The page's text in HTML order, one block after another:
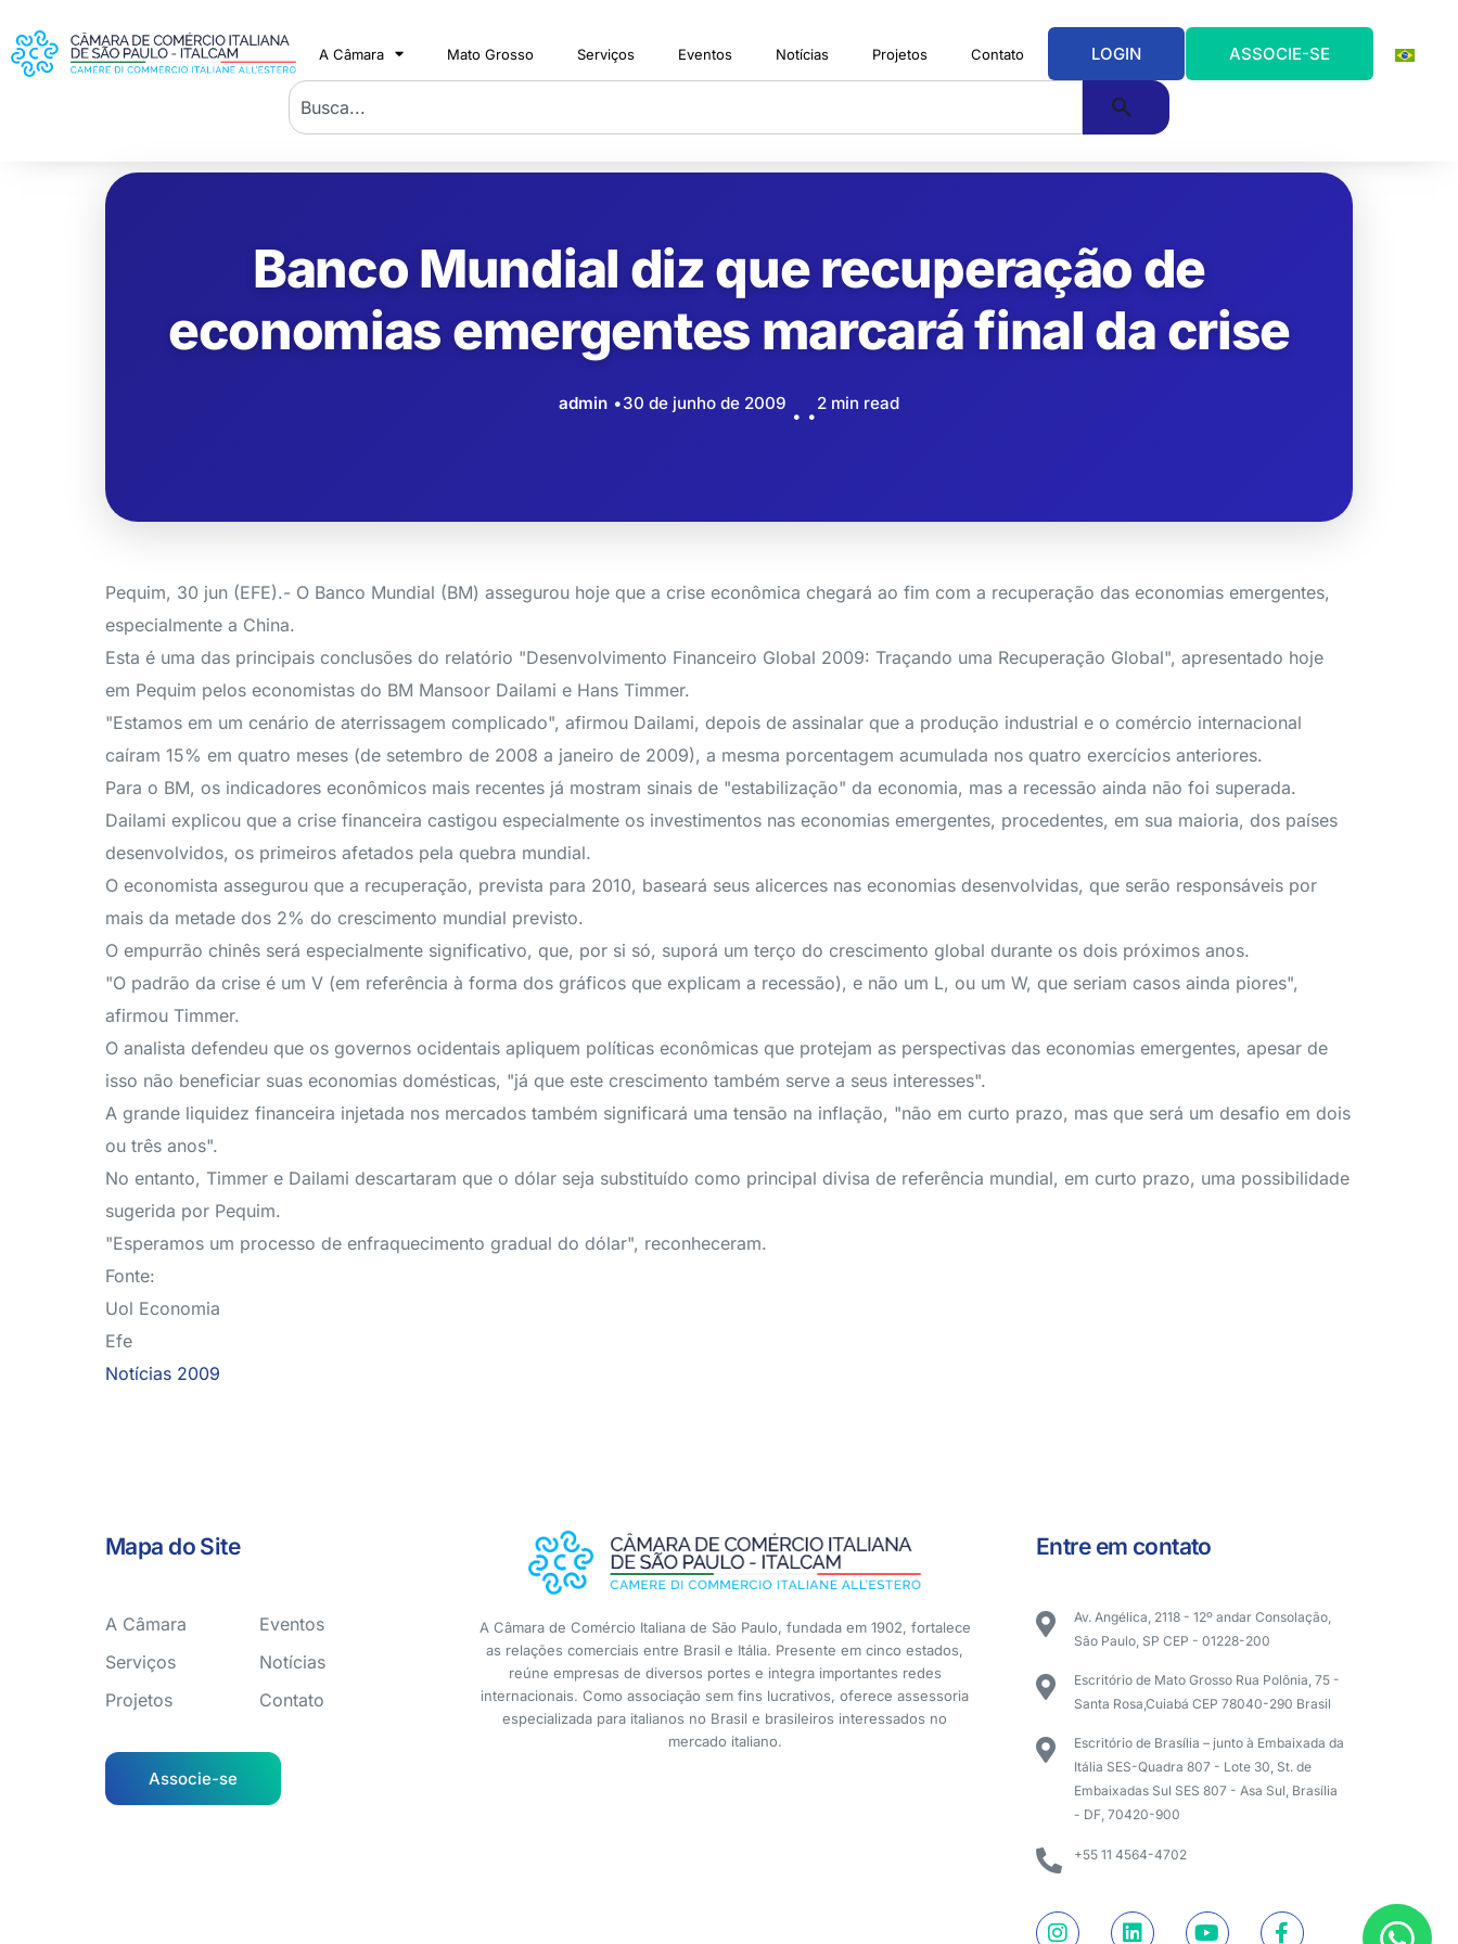
A Câmara Mato Grosso Serviços Eventos Notícias Projetos Contato LOGIN ASSOCIE-SE
Banco Mundial diz que recuperação de
economias emergentes marcará final da crise
admin 30 de junho de 2009 2 min read
Pequim, 30 jun (EFE).- O Banco Mundial (BM) assegurou hoje que a crise econômica chegará ao fim com a recuperação das economias emergentes,
especialmente a China.
Esta é uma das principais conclusões do relatório "Desenvolvimento Financeiro Global 2009: Traçando uma Recuperação Global", apresentado hoje
em Pequim pelos economistas do BM Mansoor Dailami e Hans Timmer.
"Estamos em um cenário de aterrissagem complicado", afirmou Dailami, depois de assinalar que a produção industrial e o comércio internacional
caíram 15% em quatro meses (de setembro de 2008 a janeiro de 2009), a mesma porcentagem acumulada nos quatro exercícios anteriores.
Para o BM, os indicadores econômicos mais recentes já mostram sinais de "estabilização" da economia, mas a recessão ainda não foi superada.
Dailami explicou que a crise financeira castigou especialmente os investimentos nas economias emergentes, procedentes, em sua maioria, dos países
desenvolvidos, os primeiros afetados pela quebra mundial.
O economista assegurou que a recuperação, prevista para 2010, baseará seus alicerces nas economias desenvolvidas, que serão responsáveis por
mais da metade dos 2% do crescimento mundial previsto.
O empurrão chinês será especialmente significativo, que, por si só, suporá um terço do crescimento global durante os dois próximos anos.
"O padrão da crise é um V (em referência à forma dos gráficos que explicam a recessão), e não um L, ou um W, que seriam casos ainda piores",
afirmou Timmer.
O analista defendeu que os governos ocidentais apliquem políticas econômicas que protejam as perspectivas das economias emergentes, apesar de
isso não beneficiar suas economias domésticas, "já que este crescimento também serve a seus interesses".
A grande liquidez financeira injetada nos mercados também significará uma tensão na inflação, "não em curto prazo, mas que será um desafio em dois
ou três anos".
No entanto, Timmer e Dailami descartaram que o dólar seja substituído como principal divisa de referência mundial, em curto prazo, uma possibilidade
sugerida por Pequim.
"Esperamos um processo de enfraquecimento gradual do dólar", reconheceram.
Fonte:
Uol Economia
Efe
Notícias 2009
Mapa do Site
A Câmara
Serviços
Projetos
Eventos
Notícias
Contato
Associe-se
A Câmara de Comércio Italiana de São Paulo, fundada em 1902, fortalece
as relações comerciais entre Brasil e Itália. Presente em cinco estados,
reúne empresas de diversos portes e integra importantes redes
internacionais. Como associação sem fins lucrativos, oferece assessoria
especializada para italianos no Brasil e brasileiros interessados no
mercado italiano.
Entre em contato
Av. Angélica, 2118 - 12º andar Consolação,
São Paulo, SP CEP - 01228-200
Escritório de Mato Grosso Rua Polônia, 75 -
Santa Rosa,Cuiabá CEP 78040-290 Brasil
Escritório de Brasília – junto à Embaixada da
Itália SES-Quadra 807 - Lote 30, St. de
Embaixadas Sul SES 807 - Asa Sul, Brasília
- DF, 70420-900
+55 11 4564-4702